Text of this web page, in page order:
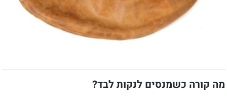
מה קורה כשמנסים לנקות לבד?